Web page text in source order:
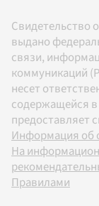
Свидетельство
выдано
связи,
коммуникаций
несет
содержащейся
предоставляет
Информация об
На
Правилами